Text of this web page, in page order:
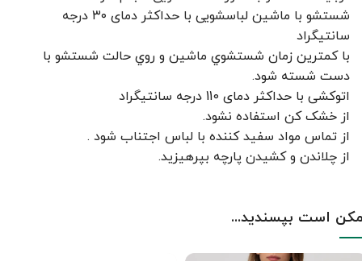
شستشو با ماشین لباسشویی با حداکثر دمای ۳۰ درجه
سانتیگراد
با کمترين زمان شستشوي ماشين و روي حالت شستشو با
دست شسته شود.
اتوکشی با حداکثر دمای 110 درجه سانتیگراد
از خشک کن استفاده نشود.
از تماس مواد سفید کننده با لباس اجتناب شود .
از چلاندن و کشيدن پارچه بپرهيزيد.
است بپسندید...